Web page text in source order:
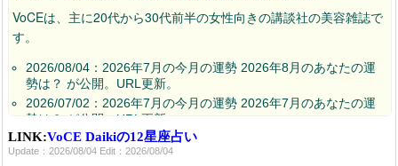
VoCEは、主に20代から30代前半の女性向きの講談社の美容雑誌で
す。
2026/08/04：2026年7月の今月の運勢 2026年8月のあなたの運
勢は？ が公開。URL更新。
2026/07/02：2026年7月の今月の運勢 2026年7月のあなたの運
勢は？ が公開。URL更新。
2026/06/06：2026年6月の今月の運勢が公開。URL更新。
2026/05/07：2026年5月の今月の運勢が公開。URL更新。
LINK:VoCE Daikiの12星座占い
Update：2026/08/04 Edit：2026/08/04